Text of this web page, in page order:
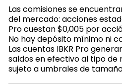
Las comisiones se
del mercado: acciones
Pro cuestan $0,005 por
No hay depósito mínimo ni
Las cuentas IBKR Pro
saldos en efectivo al tipo de
sujeto a umbrales de